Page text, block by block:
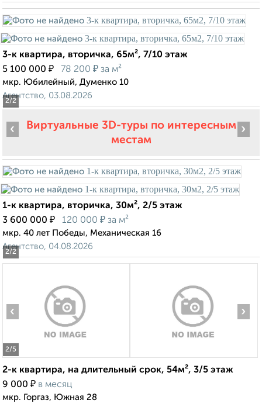
2/2
3-к квартира, вторичка, 65м², 7/10 этаж
5 100 000 ₽ 78 200 ₽ за м²
мкр. Юбилейный, Думенко 10
Агентство, 03.08.2026
Виртуальные 3D-туры по интересным
местам
2/2
‹ ›
1-к квартира, вторичка, 30м², 2/5 этаж
3 600 000 ₽ 120 000 ₽ за м²
мкр. 40 лет Победы, Механическая 16
Агентство, 04.08.2026
2/5
‹ ›
2-к квартира, на длительный срок, 54м², 3/5 этаж
9 000 ₽ в месяц
мкр. Горгаз, Южная 28